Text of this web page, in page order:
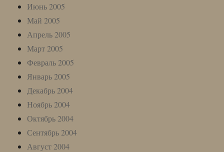
Июнь 2005
Май 2005
Апрель 2005
Март 2005
Февраль 2005
Январь 2005
Декабрь 2004
Ноябрь 2004
Октябрь 2004
Сентябрь 2004
Август 2004